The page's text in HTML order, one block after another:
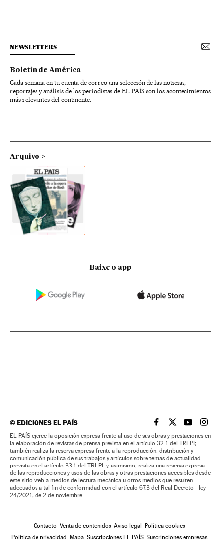
NEWSLETTERS
Boletín de América
Cada semana en tu cuenta de correo una selección de las noticias,
reportajes y análisis de los periodistas de EL PAÍS con los acontecimientos
más relevantes del continente.
Arquivo
Baixe o app
©EDICIONES EL PAÍS EL PAÍS BRASIL EN
EL PAÍSEL PAÍS
EL
EL PAÍS ejerce la oposición expresa frente al uso de sus obras y prestaciones en
la elaboración de revistas de prensa prevista en el artículo 32.1 del TRLPI;
también realiza la reserva expresa frente a la reproducción, distribución y
comunicación pública de sus trabajos y artículos sobre temas de actualidad
prevista en el artículo 33.1 del TRLPI; y, asimismo, realiza una reserva expresa
de las reproducciones y usos de las obras y otras prestaciones accesibles desde
este sitio web a medios de lectura mecánica u otros medios que resulten
adecuados a tal fin de conformidad con el artículo 67.3 del Real Decreto - ley
24/2021, de 2 de noviembre
Contacto Venta de contenidos Aviso legal Política cookies
Política de privacidad Mapa Suscripciones EL PAÍS Suscripciones empresas